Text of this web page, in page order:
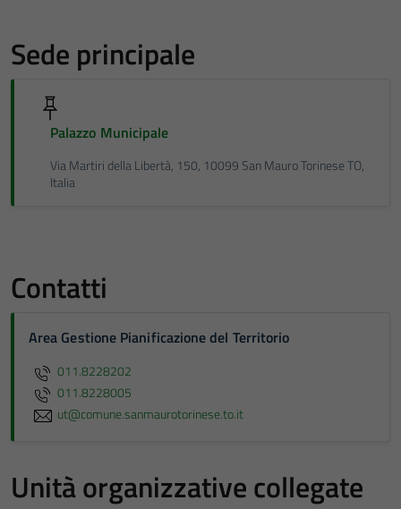
Sede principale
Palazzo Municipale
Via Martiri della Libertà, 150, 10099 San Mauro Torinese TO,
Italia
Contatti
Area Gestione Pianificazione del Territorio
011.8228202
011.8228005
ut@comune.sanmaurotorinese.to.it
Unità organizzative collegate